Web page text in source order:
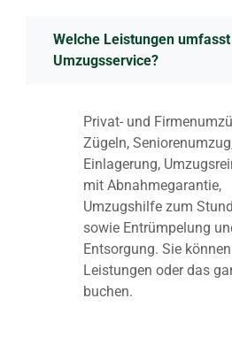
Welche Leistungen
Umzugsservice?
Privat- und
Zügeln,
Einlagerung,
mit Abnahmegarantie,
Umzugshilfe zum
sowie Entrümpelung
Entsorgung. Sie
Leistungen oder das
buchen.